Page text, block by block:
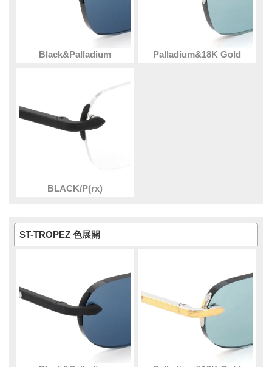
Black&Palladium Palladium&18K Gold
BLACK/P(rx)
ST-TROPEZ 色展開